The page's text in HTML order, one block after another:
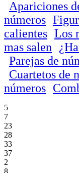
Apariciones
números
calientes Los
mas salen
Parejas de
Cuartetos de
números
5
7
23
28
33
37
2
8